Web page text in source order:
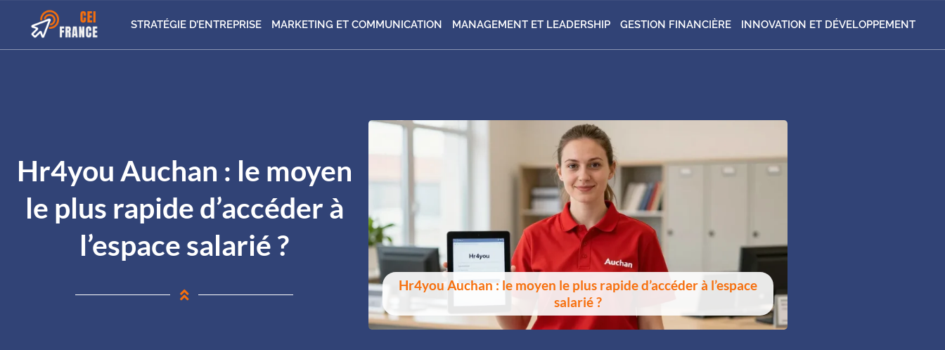
STRATÉGIE D’ENTREPRISE MARKETING ET COMMUNICATION MANAGEMENT ET LEADERSHIP GESTION FINANCIÈRE INNOVATION ET DÉVELOPPEMENT
Hr4you Auchan : le moyen
le plus rapide d’accéder à
l’espace salarié ?
Hr4you Auchan : le moyen le plus rapide d’accéder à l’espace
salarié ?